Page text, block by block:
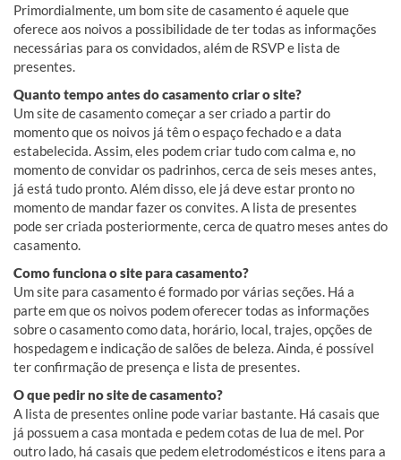
Primordialmente, um bom site de casamento é aquele que
oferece aos noivos a possibilidade de ter todas as informações
necessárias para os convidados, além de RSVP e lista de
presentes.
Quanto tempo antes do casamento criar o site?
Um site de casamento começar a ser criado a partir do
momento que os noivos já têm o espaço fechado e a data
estabelecida. Assim, eles podem criar tudo com calma e, no
momento de convidar os padrinhos, cerca de seis meses antes,
já está tudo pronto. Além disso, ele já deve estar pronto no
momento de mandar fazer os convites. A lista de presentes
pode ser criada posteriormente, cerca de quatro meses antes do
casamento.
Como funciona o site para casamento?
Um site para casamento é formado por várias seções. Há a
parte em que os noivos podem oferecer todas as informações
sobre o casamento como data, horário, local, trajes, opções de
hospedagem e indicação de salões de beleza. Ainda, é possível
ter confirmação de presença e lista de presentes.
O que pedir no site de casamento?
A lista de presentes online pode variar bastante. Há casais que
já possuem a casa montada e pedem cotas de lua de mel. Por
outro lado, há casais que pedem eletrodomésticos e itens para a